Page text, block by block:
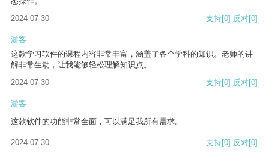
2024-07-30
支持[0] 反对[0]
游客
这款学习软件的课程内容非常丰富，涵盖了各个学科的知识。老师的讲
解非常生动，让我能够轻松理解知识点。
2024-07-30
支持[0] 反对[0]
游客
这款软件的功能非常全面，可以满足我所有需求。
2024-07-30 支持[0] 反对[0]